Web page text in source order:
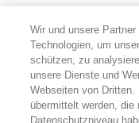
Bleibe mit uns in
Facebook
https://https://
Cookie-Einstellungen
Wir und unsere
Technologien, um
schützen, zu
unsere Dienste und
Webseiten von Dritten.
übermittelt werden, die
Datenschutzniveau